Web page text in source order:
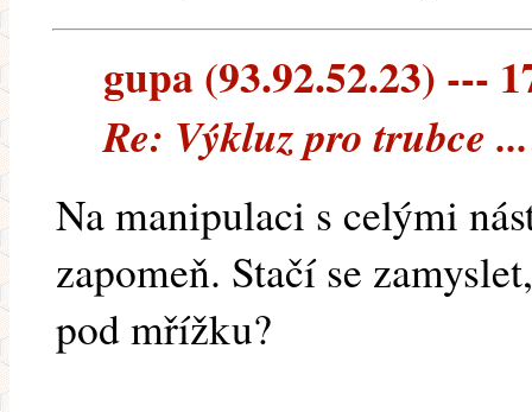
gupa (93.92.52.23) ---
Re: Výkluz pro trubce
Na manipulaci s celými
zapomeň. Stačí se
pod mřížku?